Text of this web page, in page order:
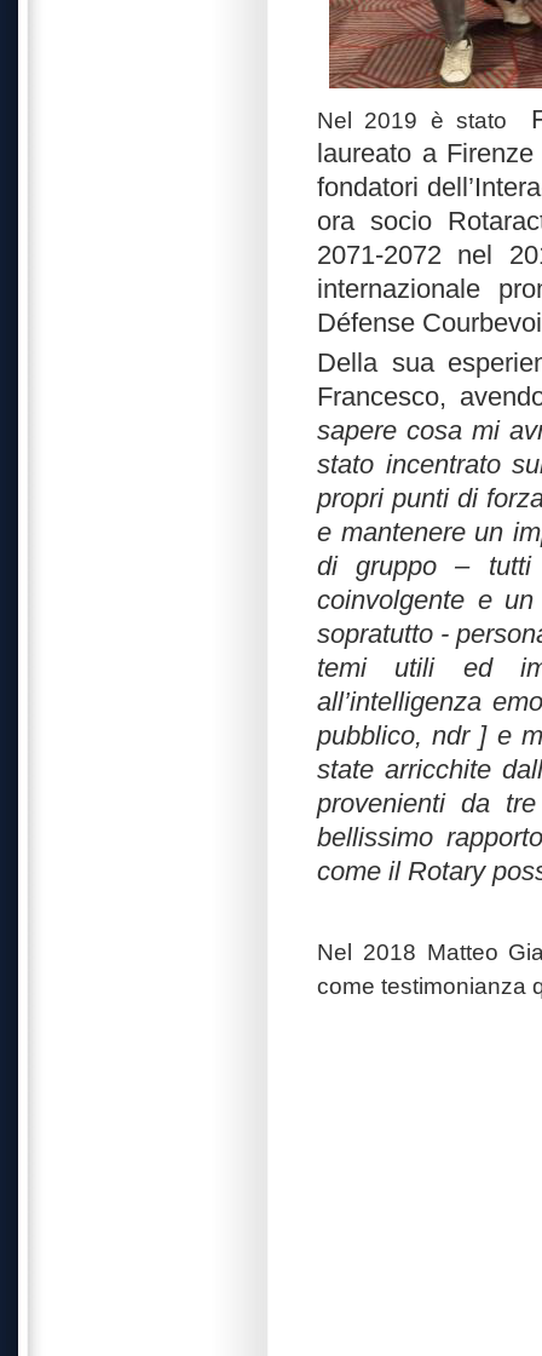
Nel 2019 è stato
laureato a
fondatori
ora socio
2071-2072 nel
internazionale
Défense
Della sua
Francesco, avendo
sapere cosa mi
stato incentrato
propri punti di
e mantenere un
di gruppo – tutti
coinvolgente e
sopratutto -
temi utili ed
all’intelligenza
pubblico, ndr ] e
state arricchite
provenienti da
bellissimo
come il Rotary
Nel 2018 Matteo
come testimonianza